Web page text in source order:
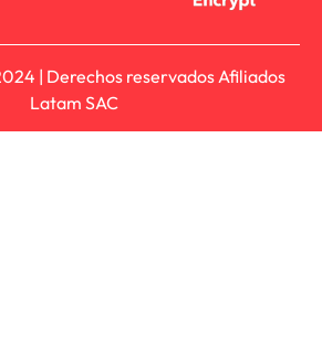
| Derechos reservados Afiliados
Latam SAC